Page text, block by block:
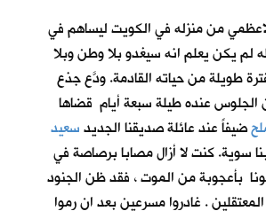
من منزله في الكويت ليساهم في
لم يكن يعلم انه سيغدو بلا وطن وبلا
طويلة من حياته القادمة. ودَّع جذع
الجلوس عنده طيلة سبعة أيام قضاها
ضيفاً عند عائلة صديقنا الجديدسعيد
سوية. كنت لا أزال مصابا برصاصة في
بأعجوبة من الموت ، فقد ظن الجنود
. غادروا مسرعين بعد ان رموا